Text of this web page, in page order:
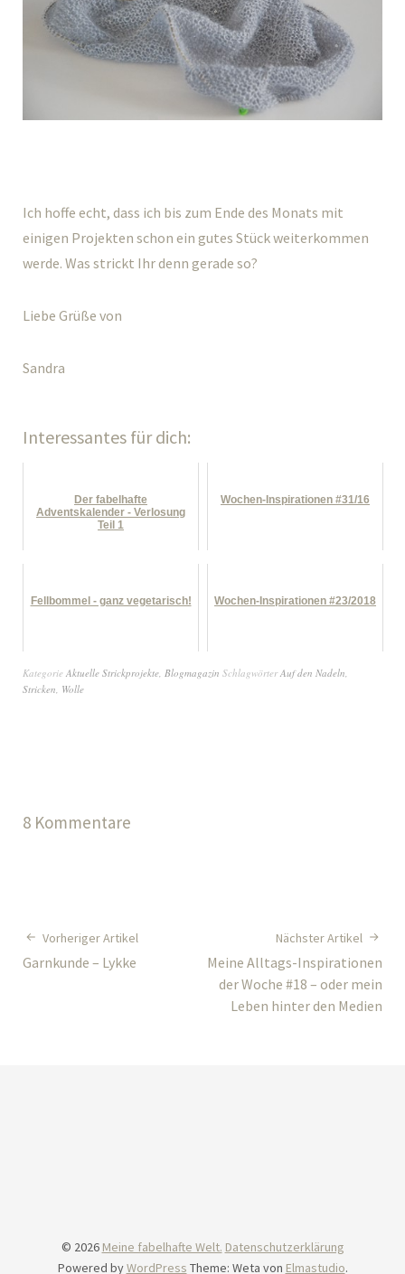
Ich hoffe echt, dass ich bis zum Ende des Monats mit
einigen Projekten schon ein gutes Stück weiterkommen
werde. Was strickt Ihr denn gerade so?
Liebe Grüße von
Sandra
Interessantes für dich:
Der fabelhafte
Adventskalender - Verlosung
Teil 1
Wochen-Inspirationen #31/16
Fellbommel - ganz vegetarisch! Wochen-Inspirationen #23/2018
Kategorie Aktuelle Strickprojekte Blogmagazin SchlagwörterAuf den Nadeln
Stricken Wolle
8 Kommentare
Vorheriger Artikel
Garnkunde – Lykke
Nächster Artikel
Meine Alltags-Inspirationen
der Woche #18 – oder mein
Leben hinter den Medien
© 2026 Meine fabelhafte Welt. Datenschutzerklärung
Powered byWordPress Theme: Weta von Elmastudio.